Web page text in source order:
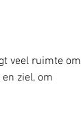
veel ruimte om
ziel, om